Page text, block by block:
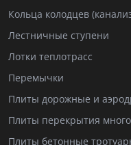
Кольца колодцев
Лестничные ступени
Лотки теплотрасс
Перемычки
Плиты дорожные и
Плиты перекрытия
Плиты бетонные